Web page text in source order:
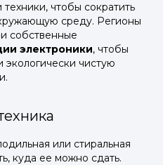
чтобы сократить
среду. Регионы
собственные
электроники, чтобы
чистую
или стиральная
куда ее можно сдать.